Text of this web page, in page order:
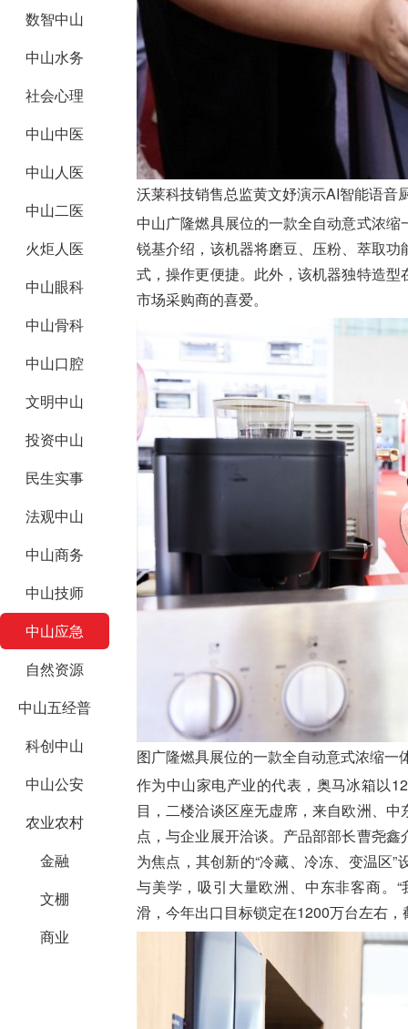
数智中山
中山水务
社会心理
中山中医
中山人医
中山二医
火炬人医
中山眼科
中山骨科
中山口腔
文明中山
投资中山
民生实事
法观中山
中山商务
中山技师
中山应急
自然资源
中山五经普
科创中山
中山公安
农业农村
金融
文棚
商业
沃莱科技销售总监黄文妤演示AI智能语音
中山广隆燃具展位的一款全自动意式浓
锐基介绍，该机器将磨豆、压粉、萃取
式，操作更便捷。此外，该机器独特造
市场采购商的喜爱。
图广隆燃具展位的一款全自动意式浓缩
作为中山家电产业的代表，奥马冰箱以
目，二楼洽谈区座无虚席，来自欧洲、
点，与企业展开洽谈。产品部部长曹尧
为焦点，其创新的“冷藏、冷冻、变温区
与美学，吸引大量欧洲、中东非客商。
滑，今年出口目标锁定在1200万台左右